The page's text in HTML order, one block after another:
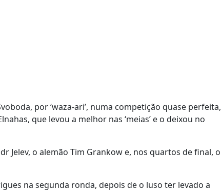
por ‘waza-ari’, numa competição quase perfeita,
que levou a melhor nas ‘meias’ e o deixou no
Jelev, o alemão Tim Grankow e, nos quartos de final, o
na segunda ronda, depois de o luso ter levado a